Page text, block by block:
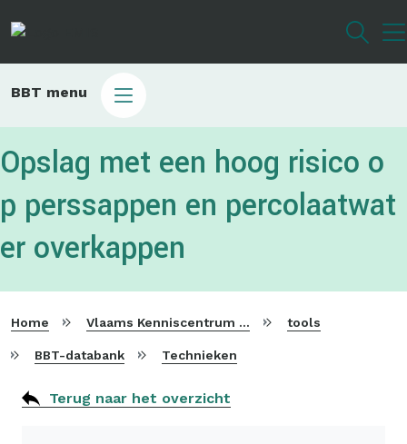
gaan
Main
BBT menu
Opslag met een hoog risico o
p perssappen en percolaatwat
er overkappen
Home Vlaams Kenniscentrum voor Beste Beschikbare Technieken tools
BBT-databank Technieken
Terug naar het overzicht